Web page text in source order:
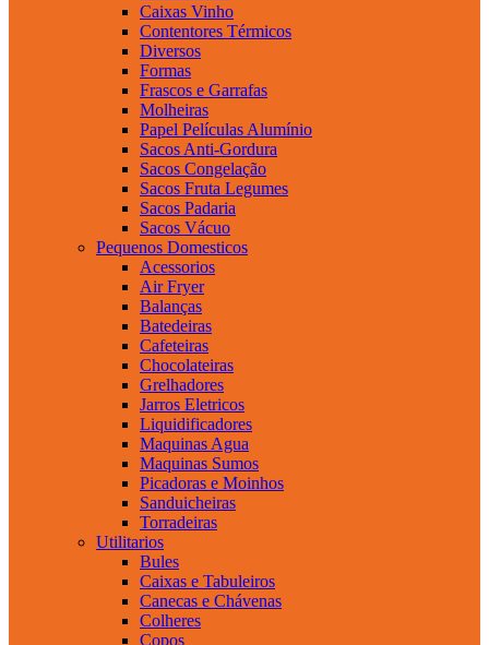
Caixas Vinho
Contentores Térmicos
Diversos
Formas
Frascos e Garrafas
Molheiras
Papel Películas Alumínio
Sacos Anti-Gordura
Sacos Congelação
Sacos Fruta Legumes
Sacos Padaria
Sacos Vácuo
Pequenos Domesticos
Acessorios
Air Fryer
Balanças
Batedeiras
Cafeteiras
Chocolateiras
Grelhadores
Jarros Eletricos
Liquidificadores
Maquinas Agua
Maquinas Sumos
Picadoras e Moinhos
Sanduicheiras
Torradeiras
Utilitarios
Bules
Caixas e Tabuleiros
Canecas e Chávenas
Colheres
Copos